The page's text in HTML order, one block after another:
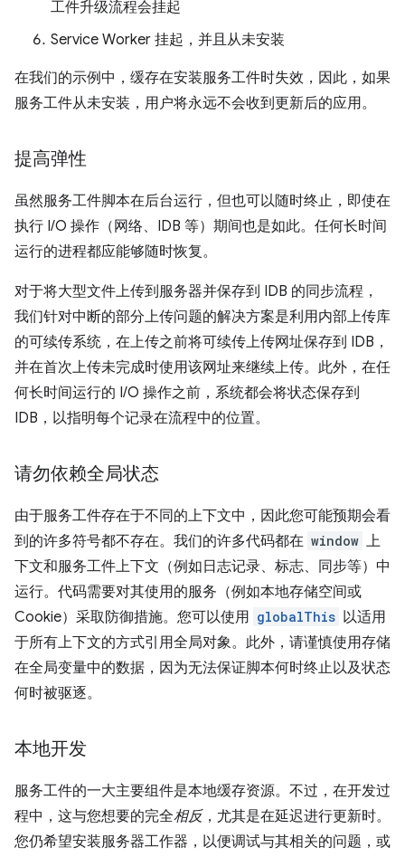
工件升级流程会挂起
Service Worker 挂起，并且从未安装
在我们的示例中，缓存在安装服务工件时失效，因此，如果
服务工件从未安装，用户将永远不会收到更新后的应用。
提高弹性
虽然服务工件脚本在后台运行，但也可以随时终止，即使在
执行 I/O 操作（网络、IDB 等）期间也是如此。任何长时间
运行的进程都应能够随时恢复。
对于将大型文件上传到服务器并保存到 IDB 的同步流程，
我们针对中断的部分上传问题的解决方案是利用内部上传库
的可续传系统，在上传之前将可续传上传网址保存到 IDB，
并在首次上传未完成时使用该网址来继续上传。此外，在任
何长时间运行的 I/O 操作之前，系统都会将状态保存到
IDB，以指明每个记录在流程中的位置。
请勿依赖全局状态
由于服务工件存在于不同的上下文中，因此您可能预期会看
到的许多符号都不存在。我们的许多代码都在 window 上
下文和服务工件上下文（例如日志记录、标志、同步等）中
运行。代码需要对其使用的服务（例如本地存储空间或
Cookie）采取防御措施。您可以使用 globalThis 以适用
于所有上下文的方式引用全局对象。此外，请谨慎使用存储
在全局变量中的数据，因为无法保证脚本何时终止以及状态
何时被驱逐。
本地开发
服务工件的一大主要组件是本地缓存资源。不过，在开发过
程中，这与您想要的完全相反 ，尤其是在延迟进行更新时。
您仍希望安装服务器工作器，以便调试与其相关的问题，或